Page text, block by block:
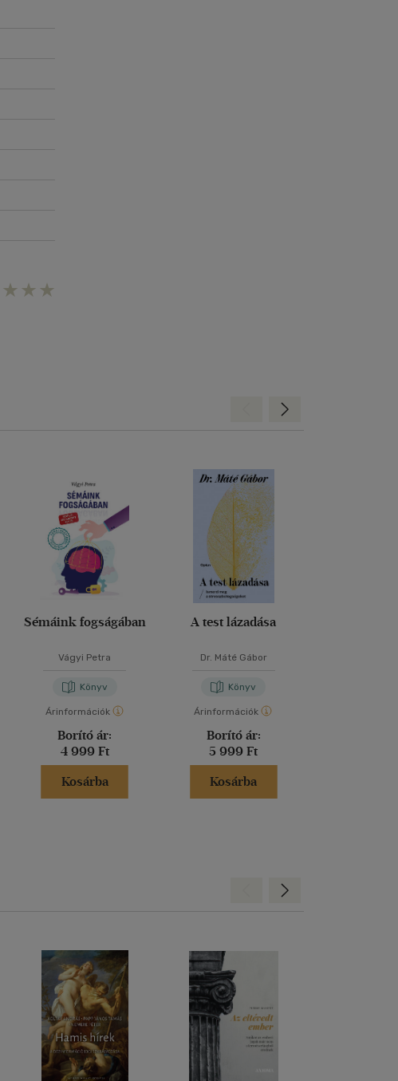
Sémáink fogságában
Vágyi Petra
Könyv
Árinformációk
Borító ár:
4 999 Ft
Kosárba
A test lázadása
Dr. Máté Gábor
Könyv
Árinformációk
Borító ár:
5 999 Ft
Kosárba
Előre
Előre